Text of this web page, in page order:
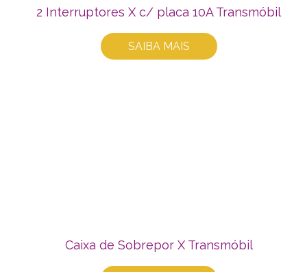
2 Interruptores X c/ placa 10A Transmóbil
SAIBA MAIS
Caixa de Sobrepor X Transmóbil